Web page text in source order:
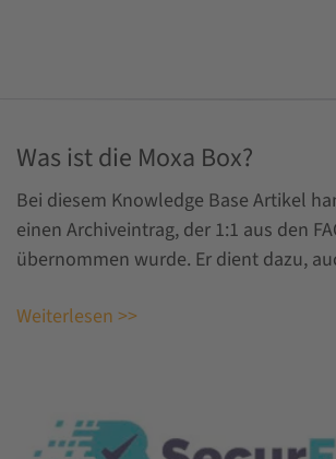
Was ist die Moxa Box?
Bei diesem Knowledge Base Artikel
einen Archiveintrag, der 1:1 aus den
übernommen wurde. Er dient dazu,
Weiterlesen >>